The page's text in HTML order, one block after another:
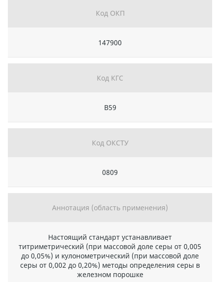
Код ОКП
147900
Код КГС
В59
Код ОКСТУ
0809
Аннотация (область применения)
Настоящий стандарт устанавливает
титриметрический (при массовой доле серы от 0,005
до 0,05%) и кулонометрический (при массовой доле
серы от 0,002 до 0,20%) методы определения серы в
железном порошке